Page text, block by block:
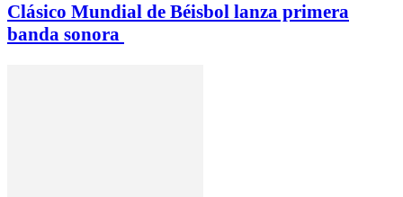
Clásico Mundial de Béisbol lanza primera
banda sonora